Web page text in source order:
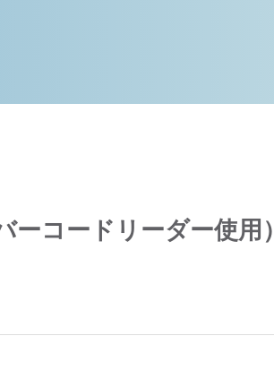
ーコードリーダー使用）